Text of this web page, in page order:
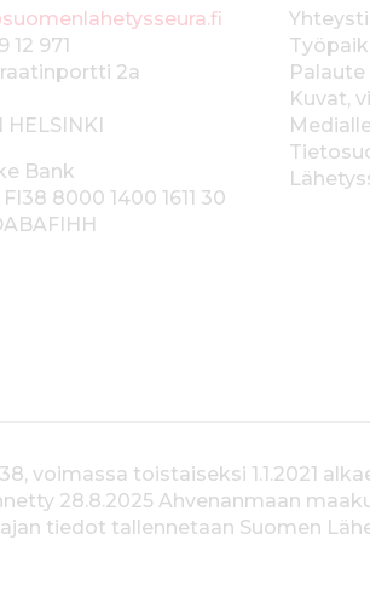
12 971
2a
HELSINKI
Bank
FI38 8000 1400 1611 30
Palaute
Kuvat,
Medialle
voimassa toistaiseksi 1.1.2021
28.8.2025 Ahvenanmaan
tiedot tallennetaan Suomen